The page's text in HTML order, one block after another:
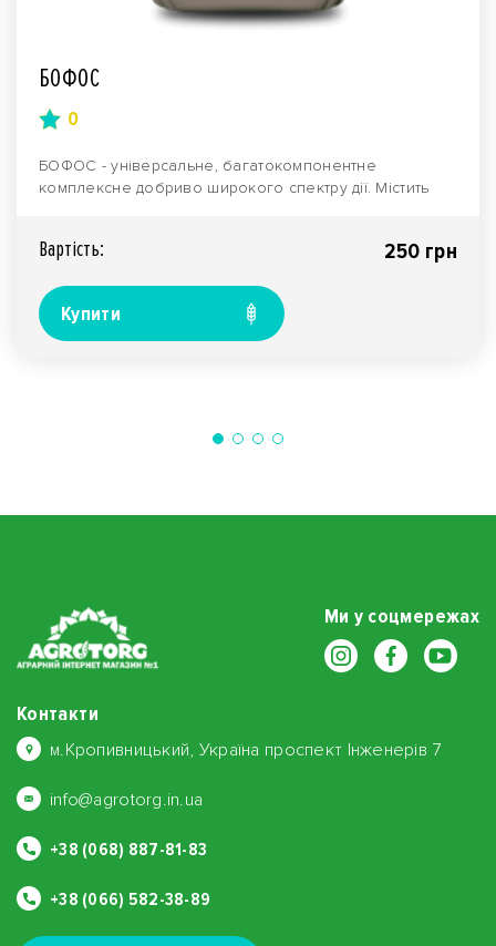
БОФОС
0
БОФОС - універсальне, багатокомпонентне
комплексне добриво широкого спектру дії. Містить
Вартiсть: 250 грн
Купити
Ми у соцмережах
Контакти
м.Кропивницький, Україна проспект Інженерів 7
info@agrotorg.in.ua
+38 (068) 887-81-83
+38 (066) 582-38-89